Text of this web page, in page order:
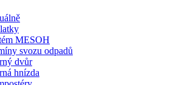
MESOH
svozu odpadů
dvůr
hnízda